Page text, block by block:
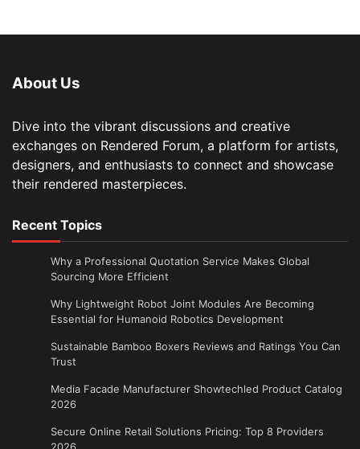
About Us
Dive into the vibrant discussions and creative
exchanges on Rendered Forum, a platform for artists,
designers, and enthusiasts to connect and showcase
their rendered masterpieces.
Recent Topics
Why a Professional Quotation Service Makes Global
Sourcing More Efficient
Why Lightweight Robot Joint Modules Are Becoming
Essential for Humanoid Robotics Development
Sustainable Bamboo Boxers Reviews and Ratings You Can
Trust
Media Facade Manufacturer Showtechled Product Catalog
2026
Secure Online Retail Solutions Pricing: Top 8 Providers